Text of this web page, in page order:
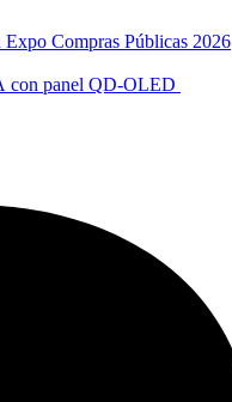
Compras Públicas 2026
con panel QD-OLED